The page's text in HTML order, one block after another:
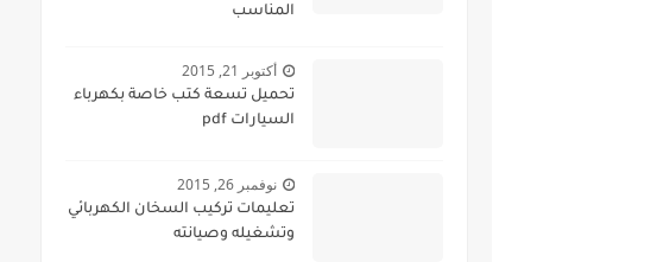
المناسب
أكتوبر 21, 2015
تحميل تسعة كتب خاصة بكهرباء
السيارات pdf
نوفمبر 26, 2015
تعليمات تركيب السخان الكهربائي
وتشغيله وصيانته